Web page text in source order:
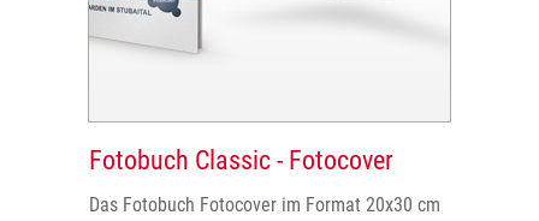
Fotobuch Classic - Fotocover
Das Fotobuch Fotocover im Format 20x30 cm